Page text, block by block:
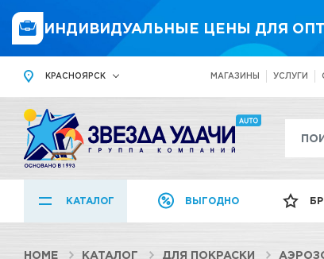
ИНДИВИДУАЛЬНЫЕ ЦЕНЫ ДЛЯ
КРАСНОЯРСК МАГАЗИНЫ УСЛУГИ
КАТАЛОГ ВЫГОДНО
HOME КАТАЛОГ ДЛЯ ПОКРАСКИ